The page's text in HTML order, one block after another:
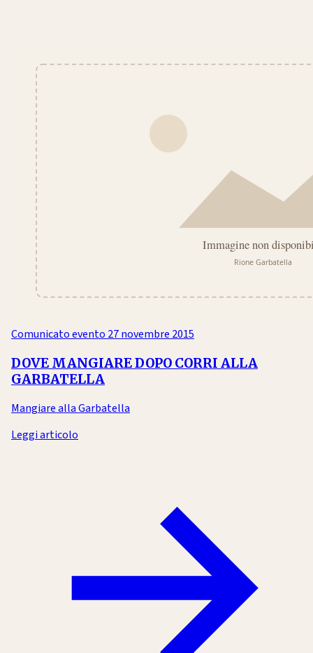
Comunicato evento 27 novembre 2015
DOVE MANGIARE DOPO CORRI ALLA
GARBATELLA
Mangiare alla Garbatella
Leggi articolo